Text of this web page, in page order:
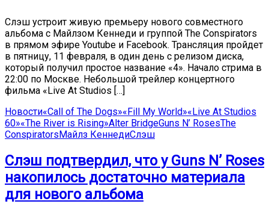
Слэш устроит живую премьеру нового совместного
альбома с Майлзом Кеннеди и группой The Conspirators
в прямом эфире Youtube и Facebook. Трансляция пройдет
в пятницу, 11 февраля, в один день с релизом диска,
который получил простое название «4». Начало стрима в
22:00 по Москве. Небольшой трейлер концертного
фильма «Live At Studios […]
Новости«Call of The Dogs»«Fill My World»«Live At Studios
60»«The River is Rising»Alter BridgeGuns N’ RosesThe
Conspirators Майлз КеннедиСлэш
Слэш подтвердил, что у Guns N’ Roses
накопилось достаточно материала
для нового альбома